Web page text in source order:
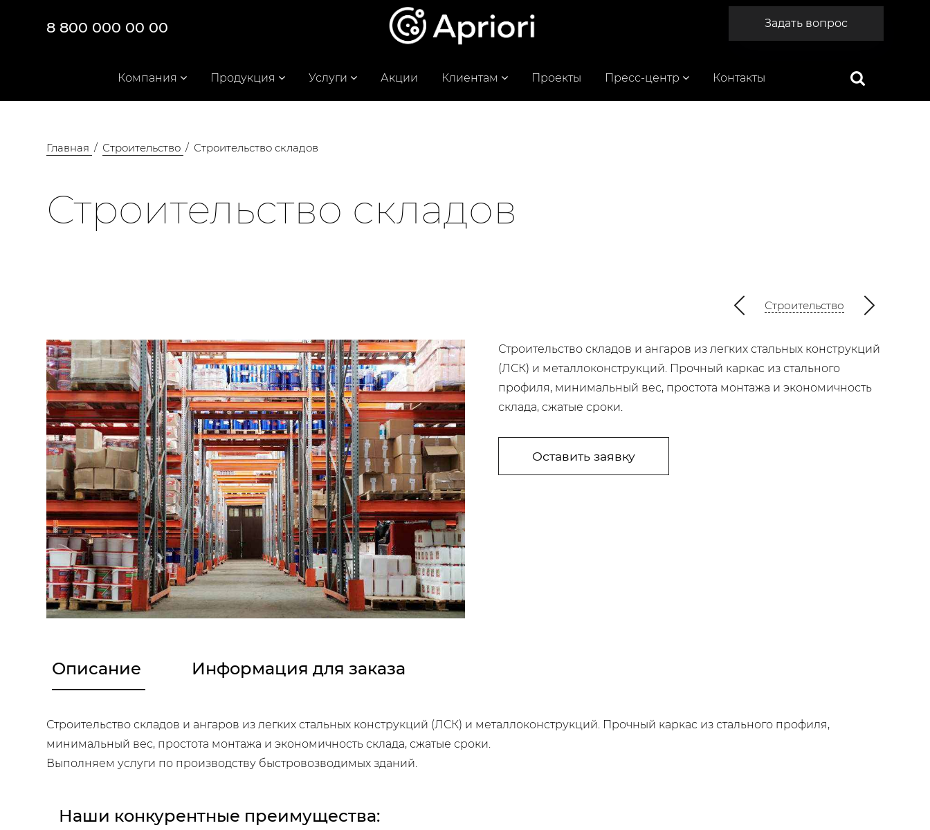
8 800 000 00 00 Задать вопрос
Компания Продукция Услуги Акции Клиентам Проекты Пресс-центр Контакты
Главная Строительство Строительство складов
Строительство складов
Строительство
Строительство складов и ангаров из легких стальных конструкций
(ЛСК) и металлоконструкций. Прочный каркас из стального
профиля, минимальный вес, простота монтажа и экономичность
склада, сжатые сроки.
Оставить заявку
Описание Информация для заказа
Строительство складов и ангаров из легких стальных конструкций (ЛСК) и металлоконструкций. Прочный каркас из стального профиля,
минимальный вес, простота монтажа и экономичность склада, сжатые сроки.
Выполняем услуги по производству быстровозводимых зданий.
Наши конкурентные преимущества: